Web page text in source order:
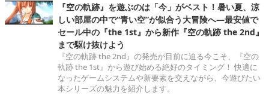
『空の軌跡』を遊ぶのは「今」がベスト！暑い夏、涼
しい部屋の中で“青い空”が似合う大冒険へ―最安値で
セール中の『the 1st』から新作『空の軌跡 the 2nd』
まで駆け抜けよう
『空の軌跡 the 2nd』の発売が目前に迫る今こそ、『空の
軌跡 the 1st』から遊び始める絶好のタイミング！ 快適に
なったゲームシステムや新要素を交えながら、今遊びたい
本シリーズの魅力を紹介します。